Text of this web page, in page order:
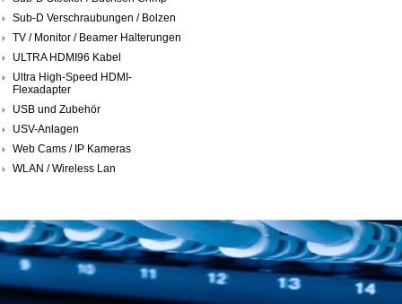
Sub-D Verschraubungen / Bolzen
TV / Monitor / Beamer Halterungen
ULTRA HDMI96 Kabel
Ultra High-Speed HDMI-
Flexadapter
USB und Zubehör
USV-Anlagen
Web Cams / IP Kameras
WLAN / Wireless Lan